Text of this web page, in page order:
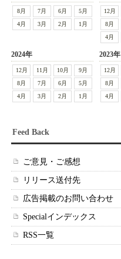
8月 7月 6月
5月
4月
3月 2月 1月
12月
8月
4月
2024年
12月 11月 10月
9月
8月
7月 6月
5月
4月
3月 2月 1月
2023年
12月
8月
4月
Feed Back
ご意見・ご感想
リリース送付先
広告掲載のお問い合わせ
Specialインデックス
RSS一覧